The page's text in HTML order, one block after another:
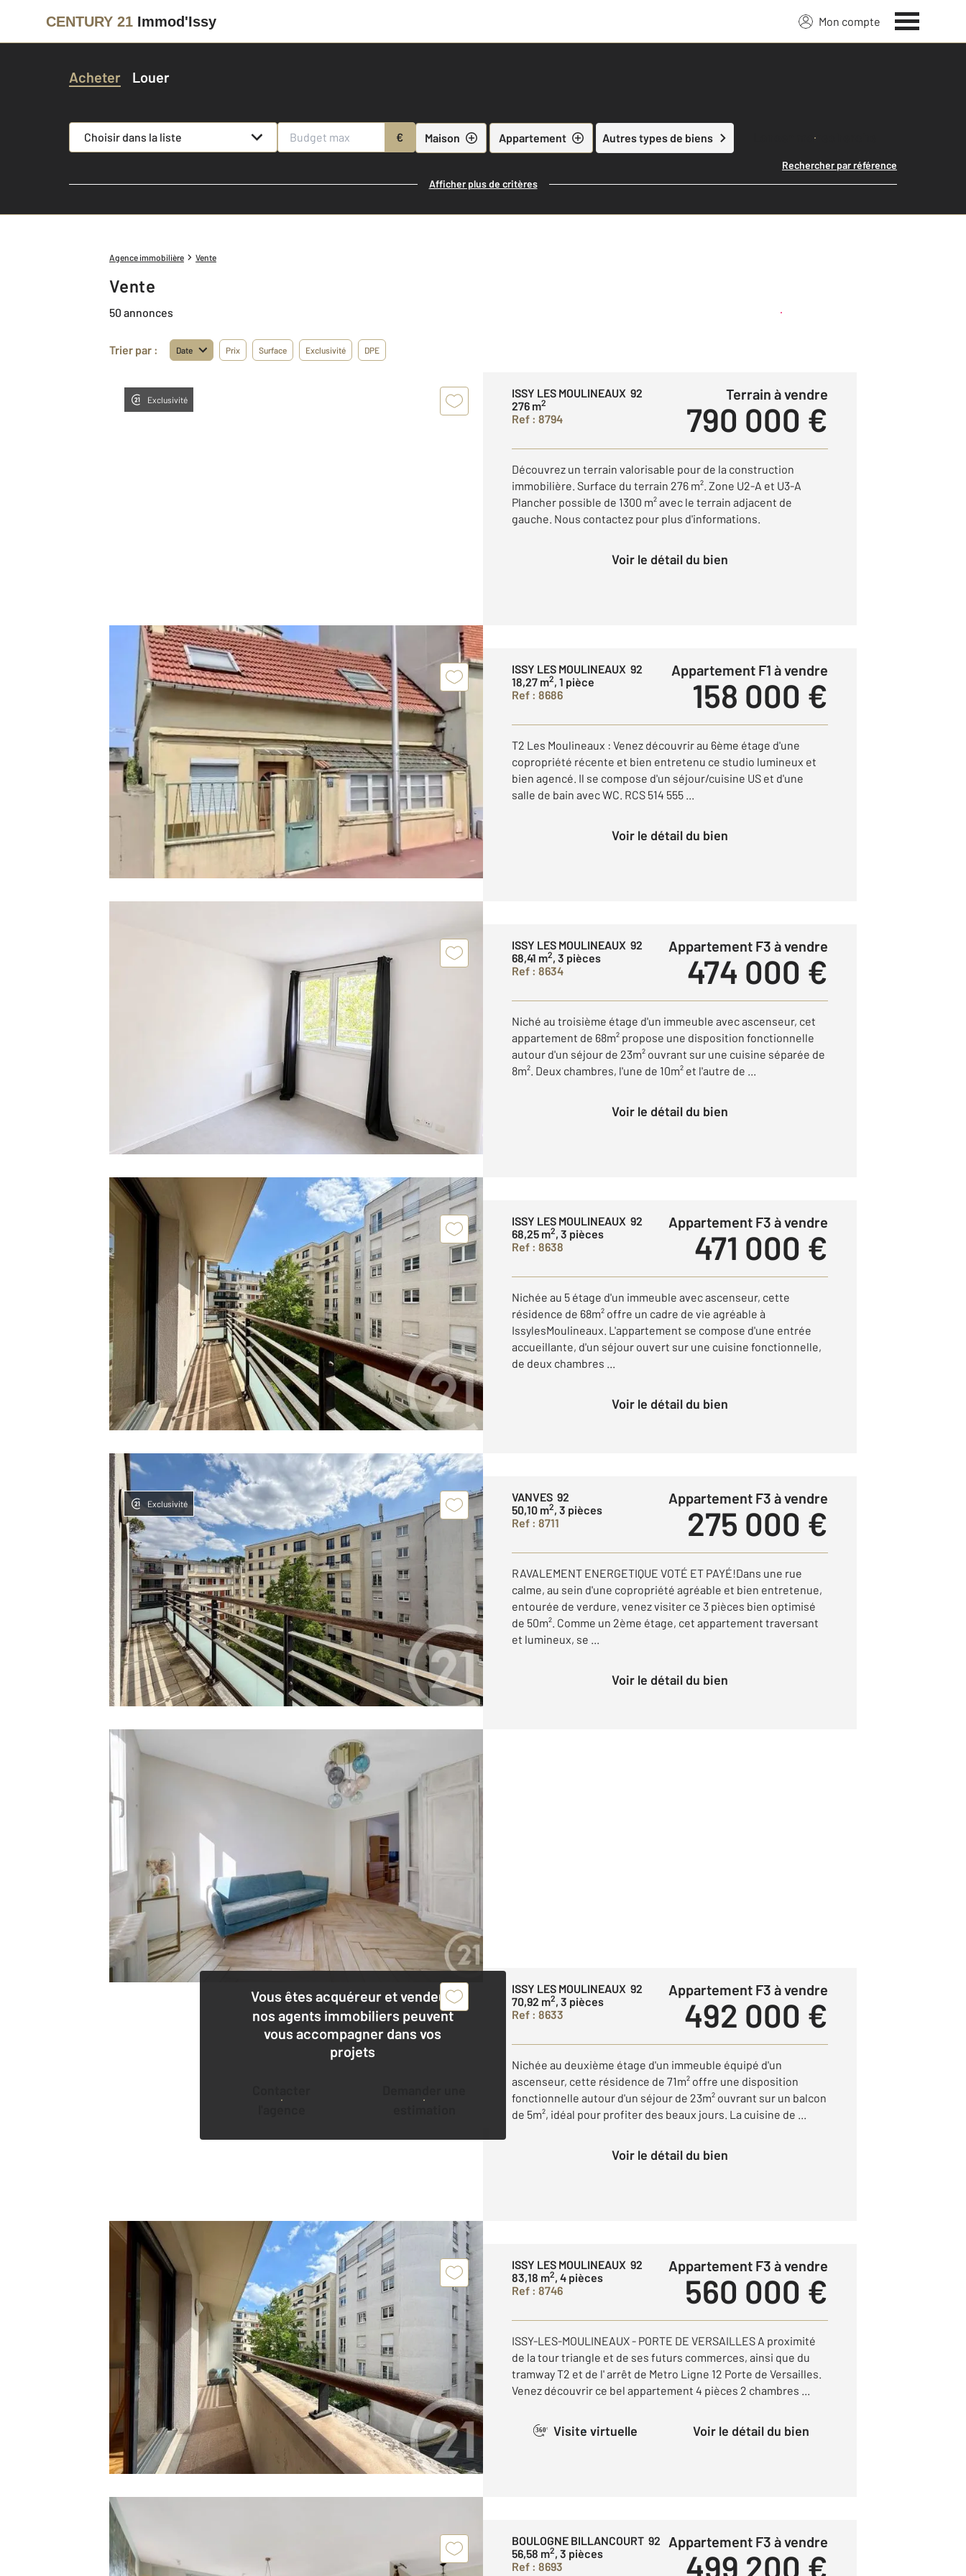
CENTURY 21 Immod'Issy Mon compte
Acheter Louer
Choisir dans la liste € Maison Appartement Autres types de biens Lancer ma recherche
Rechercher par référence
Afficher plus de critères
Agence immobilière Vente
Vente
50 annonces Créer une alerte
Trier par : Date Prix Surface Exclusivité DPE
Exclusivité
ISSY LES MOULINEAUX 92
276 m2
Ref : 8794
Terrain à vendre
790 000 €
Découvrez un terrain valorisable pour de la construction
immobilière. Surface du terrain 276 m². Zone U2-A et U3-A
Plancher possible de 1300 m² avec le terrain adjacent de
gauche. Nous contactez pour plus d'informations.
Voir le détail du bien
ISSY LES MOULINEAUX 92
18,27 m2, 1 pièce
Ref : 8686
Appartement F1 à vendre
158 000 €
T2 Les Moulineaux : Venez découvrir au 6ème étage d'une
copropriété récente et bien entretenu ce studio lumineux et
bien agencé. Il se compose d'un séjour/cuisine US et d'une
salle de bain avec WC. RCS 514 555 ...
Voir le détail du bien
ISSY LES MOULINEAUX 92
68,41 m2, 3 pièces
Ref : 8634
Appartement F3 à vendre
474 000 €
Niché au troisième étage d'un immeuble avec ascenseur, cet
appartement de 68m² propose une disposition fonctionnelle
autour d'un séjour de 23m² ouvrant sur une cuisine séparée de
8m². Deux chambres, l'une de 10m² et l'autre de ...
Voir le détail du bien
ISSY LES MOULINEAUX 92
68,25 m2, 3 pièces
Ref : 8638
Appartement F3 à vendre
471 000 €
Nichée au 5 étage d'un immeuble avec ascenseur, cette
résidence de 68m² offre un cadre de vie agréable à
IssylesMoulineaux. L'appartement se compose d'une entrée
accueillante, d'un séjour ouvert sur une cuisine fonctionnelle,
de deux chambres ...
Voir le détail du bien
Exclusivité
VANVES 92
50,10 m2, 3 pièces
Ref : 8711
Appartement F3 à vendre
275 000 €
RAVALEMENT ENERGETIQUE VOTÉ ET PAYÉ!Dans une rue
calme, au sein d'une copropriété agréable et bien entretenue,
entourée de verdure, venez visiter ce 3 pièces bien optimisé
de 50m². Comme un 2ème étage, cet appartement traversant
et lumineux, se ...
Voir le détail du bien
Vous êtes acquéreur et vendeur,
nos agents immobiliers peuvent
vous accompagner dans vos
projets
ISSY LES MOULINEAUX 92
70,92 m2, 3 pièces
Ref : 8633
Appartement F3 à vendre
492 000 €
Nichée au deuxième étage d'un immeuble équipé d'un
ascenseur, cette résidence de 71m² offre une disposition
fonctionnelle autour d'un séjour de 23m² ouvrant sur un balcon
de 5m², idéal pour profiter des beaux jours. La cuisine de ...
Voir le détail du bien
ISSY LES MOULINEAUX 92
83,18 m2, 4 pièces
Ref : 8746
Appartement F3 à vendre
560 000 €
ISSY-LES-MOULINEAUX - PORTE DE VERSAILLES A proximité
de la tour triangle et de ses futurs commerces, ainsi que du
tramway T2 et de l' arrêt de Metro Ligne 12 Porte de Versailles.
Venez découvrir ce bel appartement 4 pièces 2 chambres ...
360° Visite virtuelle Voir le détail du bien
BOULOGNE BILLANCOURT 92
56,58 m2, 3 pièces
Ref : 8693
Appartement F3 à vendre
499 200 €